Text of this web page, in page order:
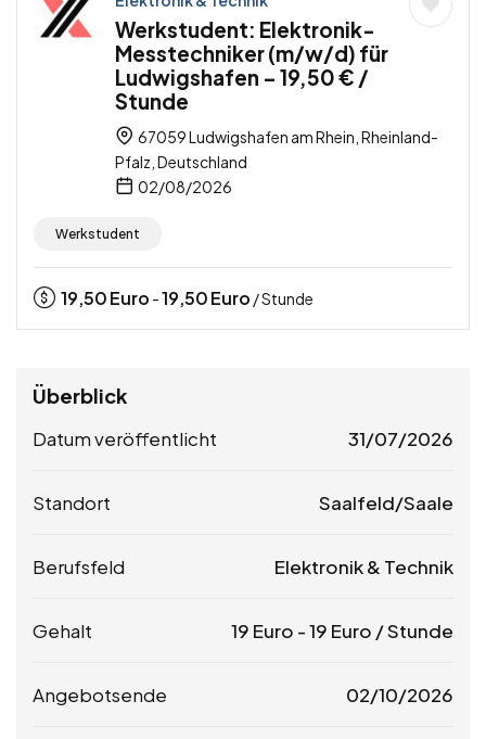
Werkstudent: Elektronik-
Messtechniker (m/w/d) für
Ludwigshafen – 19,50 € /
Stunde
67059 Ludwigshafen am Rhein, Rheinland-
Pfalz, Deutschland
02/08/2026
Werkstudent
19,50Euro -19,50Euro / Stunde
Überblick
Datum veröffentlicht 31/07/2026
Standort Saalfeld/Saale
Berufsfeld Elektronik & Technik
Gehalt 19 Euro -19 Euro / Stunde
Angebotsende 02/10/2026